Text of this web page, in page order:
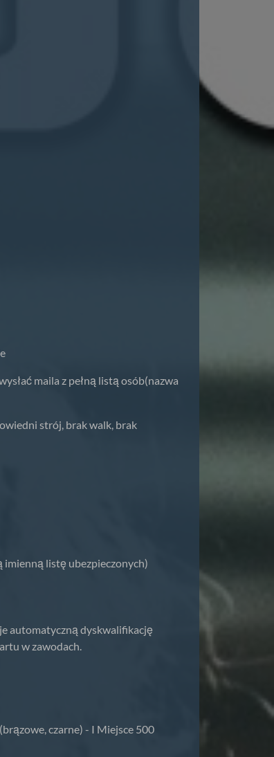
maila z pełną listą osób(nazwa
strój, brak walk, brak
imienną listę ubezpieczonych)
automatyczną dyskwalifikację
w zawodach.
czarne) - I Miejsce 500